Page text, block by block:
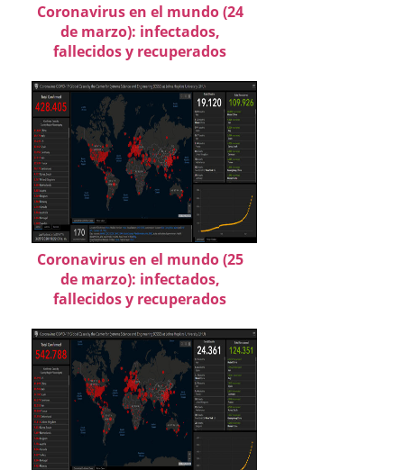
Coronavirus en el mundo (24
de marzo): infectados,
fallecidos y recuperados
Coronavirus en el mundo (25
de marzo): infectados,
fallecidos y recuperados